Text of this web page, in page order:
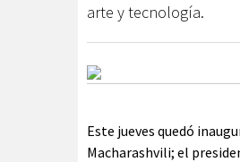
arte y tecnología.
Este jueves quedó
Macharashvili; el